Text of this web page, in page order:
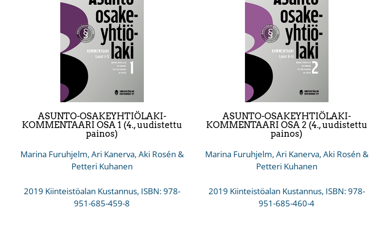
ASUNTO-OSAKEYHTIÖLAKI-
KOMMENTAARI OSA 1 (4., uudistettu
painos)
Marina Furuhjelm, Ari Kanerva, Aki Rosén &
Petteri Kuhanen
2019 Kiinteistöalan Kustannus, ISBN: 978-
951-685-459-8
ASUNTO-OSAKEYHTIÖLAKI-
KOMMENTAARI OSA 2 (4., uudistettu
painos)
Marina Furuhjelm, Ari Kanerva, Aki Rosén &
Petteri Kuhanen
2019 Kiinteistöalan Kustannus, ISBN: 978-
951-685-460-4